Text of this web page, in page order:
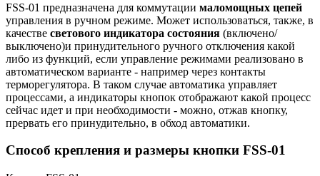
FSS-01 предназначена для коммутации маломощных цепей
управления в ручном режиме. Может использоваться, также, в
качестве светового индикатора состояния (включено/
выключено)и принудительного ручного отключения какой
либо из функций, если управление режимами реализовано в
автоматическом варианте - например через контакты
терморегулятора. В таком случае автоматика управляет
процессами, а индикаторы кнопок отображают какой процесс
сейчас идет и при необходимости - можно, отжав кнопку,
прервать его принудительно, в обход автоматики.
Способ крепления и размеры кнопки FSS-01